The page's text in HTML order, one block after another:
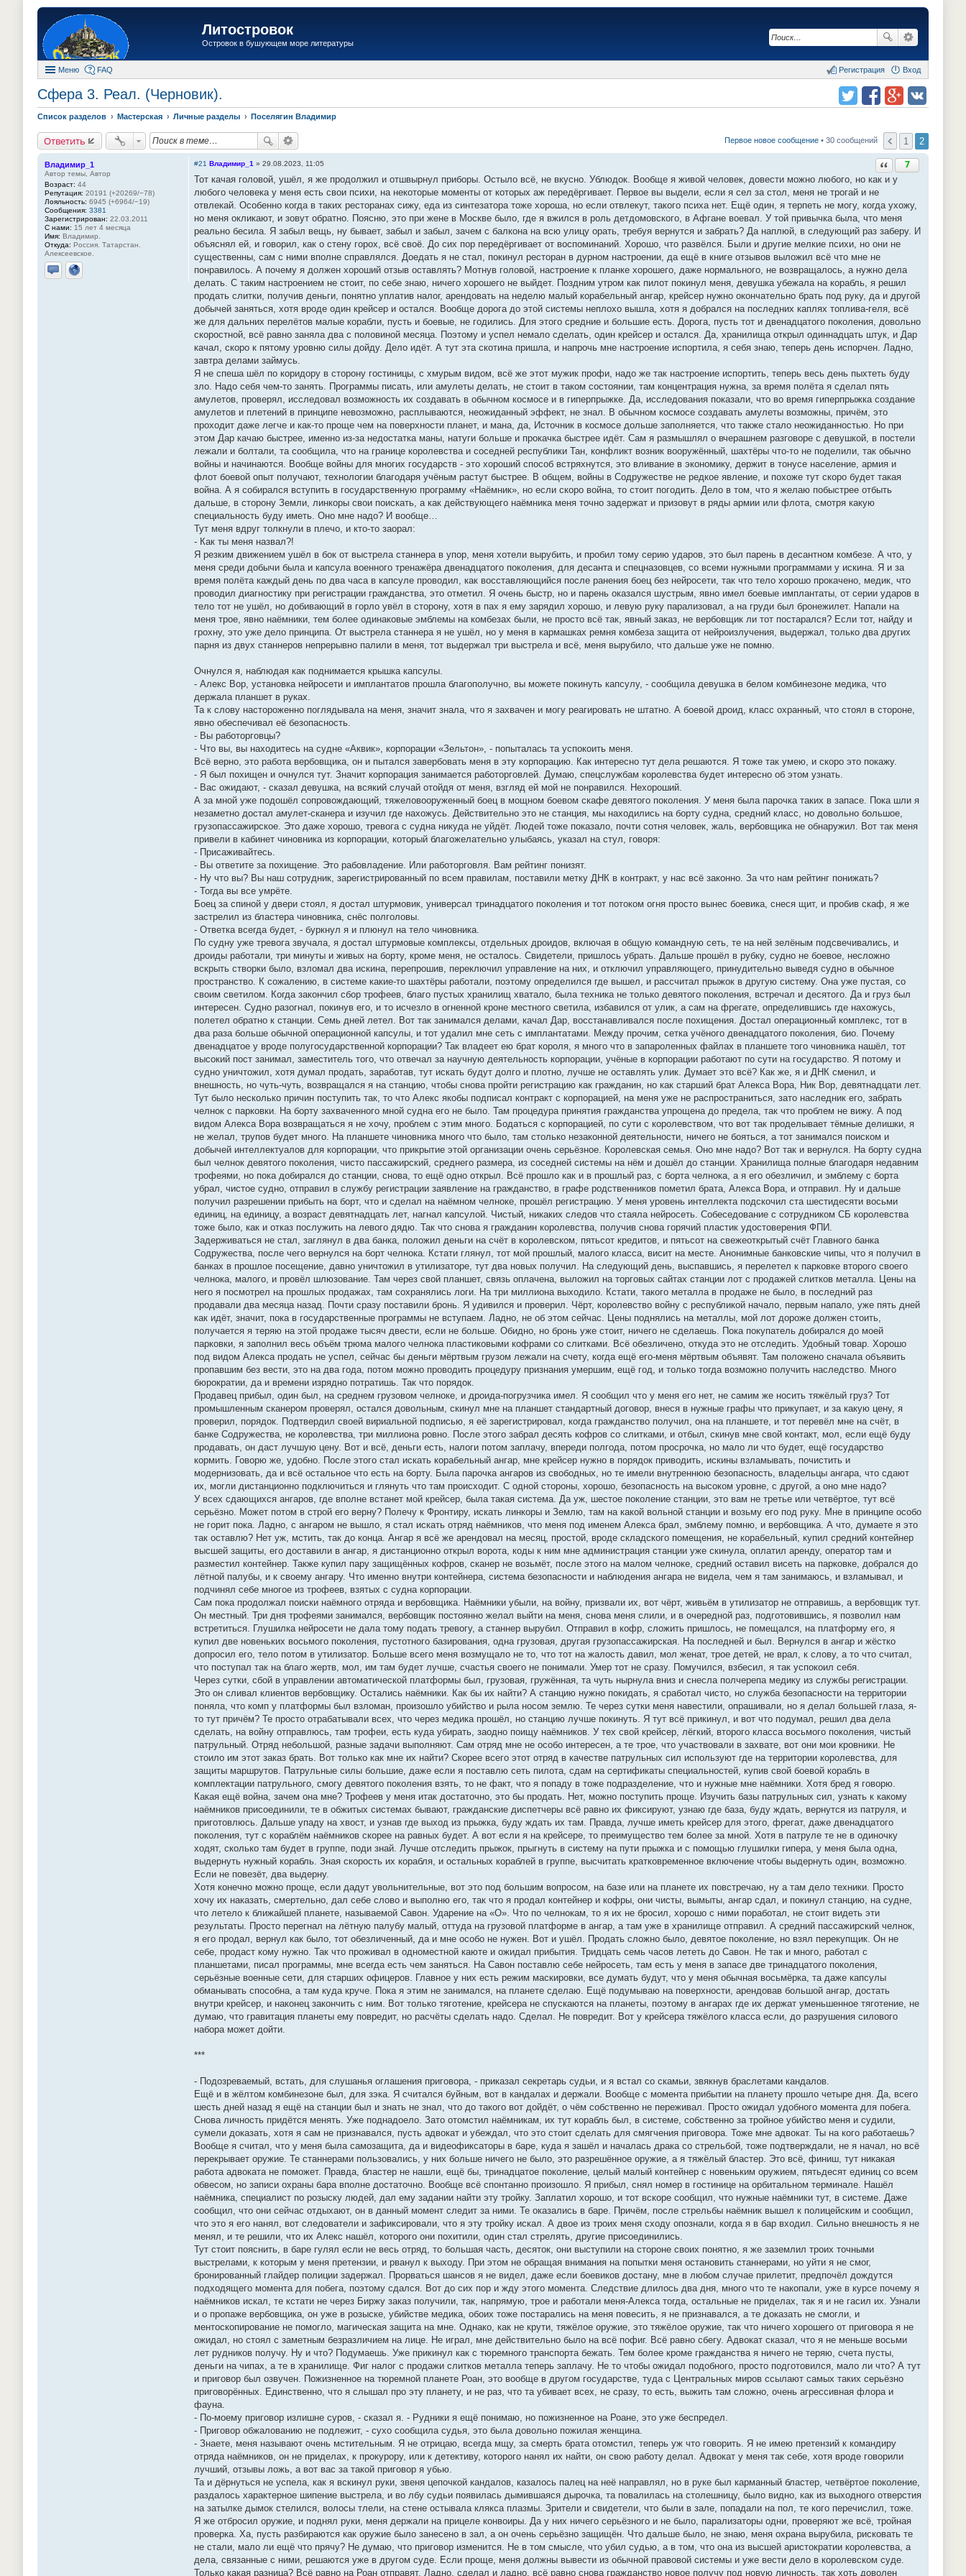
Литостровок
Островок в бушующем море литературы
Меню FAQ Вход
Регистрация
Сфера 3. Реал. (Черновик).
Список разделов Мастерская Личные разделы Поселягин Владимир
Ответить Первое новое сообщение • 30 сообщений 1 2
Владимир_1
Автор темы, Автор
Возраст: 44
Репутация: 20191 (+20269/−78)
Лояльность: 6945 (+6964/−19)
Сообщения: 3381
Зарегистрирован: 22.03.2011
С нами: 15 лет 4 месяца
Имя: Владимир.
Откуда: Россия. Татарстан.
Алексеевское.
Отправить личное сообщение
Сайт
Ответить с цитатой
7
#21 Владимир_1 » 29.08.2023, 11:05
Тот качая головой, ушёл, я же продолжил и отшвырнул приборы. Остыло всё, не вкусно. Ублюдок. Вообще я живой человек, довести можно любого, но как и у
любого человека у меня есть свои психи, на некоторые моменты от которых аж передёргивает. Первое вы выдели, если я сел за стол, меня не трогай и не
отвлекай. Особенно когда в таких ресторанах сижу, еда из синтезатора тоже хороша, но если отвлекут, такого психа нет. Ещё один, я терпеть не могу, когда ухожу,
но меня окликают, и зовут обратно. Поясню, это при жене в Москве было, где я вжился в роль детдомовского, в Афгане воевал. У той привычка была, что меня
реально бесила. Я забыл вещь, ну бывает, забыл и забыл, зачем с балкона на всю улицу орать, требуя вернутся и забрать? Да наплюй, в следующий раз заберу. И
объяснял ей, и говорил, как о стену горох, всё своё. До сих пор передёргивает от воспоминаний. Хорошо, что развёлся. Были и другие мелкие психи, но они не
существенны, сам с ними вполне справлялся. Доедать я не стал, покинул ресторан в дурном настроении, да ещё в книге отзывов выложил всё что мне не
понравилось. А почему я должен хороший отзыв оставлять? Мотнув головой, настроение к планке хорошего, даже нормального, не возвращалось, а нужно дела
делать. С таким настроением не стоит, по себе знаю, ничего хорошего не выйдет. Поздним утром как пилот покинул меня, девушка убежала на корабль, я решил
продать слитки, получив деньги, понятно уплатив налог, арендовать на неделю малый корабельный ангар, крейсер нужно окончательно брать под руку, да и другой
добычей заняться, хотя вроде один крейсер и остался. Вообще дорога до этой системы неплохо вышла, хотя я добрался на последних каплях топлива-геля, всё
же для дальних перелётов малые корабли, пусть и боевые, не годились. Для этого средние и большие есть. Дорога, пусть тот и двенадцатого поколения, довольно
скоростной, всё равно заняла два с половиной месяца. Поэтому и успел немало сделать, один крейсер и остался. Да, хранилища открыл одиннадцать штук, и Дар
качал, скоро к пятому уровню силы дойду. Дело идёт. А тут эта скотина пришла, и напрочь мне настроение испортила, я себя знаю, теперь день испорчен. Ладно,
завтра делами займусь.
Я не спеша шёл по коридору в сторону гостиницы, с хмурым видом, всё же этот мужик профи, надо же так настроение испортить, теперь весь день пыхтеть буду
зло. Надо себя чем-то занять. Программы писать, или амулеты делать, не стоит в таком состоянии, там концентрация нужна, за время полёта я сделал пять
амулетов, проверял, исследовал возможность их создавать в обычном космосе и в гиперпрыжке. Да, исследования показали, что во время гиперпрыжка создание
амулетов и плетений в принципе невозможно, расплываются, неожиданный эффект, не знал. В обычном космосе создавать амулеты возможны, причём, это
проходит даже легче и как-то проще чем на поверхности планет, и мана, да, Источник в космосе дольше заполняется, что также стало неожиданностью. Но при
этом Дар качаю быстрее, именно из-за недостатка маны, натуги больше и прокачка быстрее идёт. Сам я размышлял о вчерашнем разговоре с девушкой, в постели
лежали и болтали, та сообщила, что на границе королевства и соседней республики Тан, конфликт возник вооружённый, шахтёры что-то не поделили, так обычно
войны и начинаются. Вообще войны для многих государств - это хороший способ встряхнутся, это вливание в экономику, держит в тонусе население, армия и
флот боевой опыт получают, технологии благодаря учёным растут быстрее. В общем, войны в Содружестве не редкое явление, и похоже тут скоро будет такая
война. А я собирался вступить в государственную программу «Наёмник», но если скоро война, то стоит погодить. Дело в том, что я желаю побыстрее отбыть
дальше, в сторону Земли, линкоры свои поискать, а как действующего наёмника меня точно задержат и призовут в ряды армии или флота, смотря какую
специальность буду иметь. Оно мне надо? И вообще…
Тут меня вдруг толкнули в плечо, и кто-то заорал:
- Как ты меня назвал?!
Я резким движением ушёл в бок от выстрела станнера в упор, меня хотели вырубить, и пробил тому серию ударов, это был парень в десантном комбезе. А что, у
меня среди добычи была и капсула военного тренажёра двенадцатого поколения, для десанта и спецназовцев, со всеми нужными программами у искина. Я и за
время полёта каждый день по два часа в капсуле проводил, как восставляющийся после ранения боец без нейросети, так что тело хорошо прокачено, медик, что
проводил диагностику при регистрации гражданства, это отметил. Я очень быстр, но и парень оказался шустрым, явно имел боевые имплантаты, от серии ударов в
тело тот не ушёл, но добивающий в горло увёл в сторону, хотя в пах я ему зарядил хорошо, и левую руку парализовал, а на груди был бронежилет. Напали на
меня трое, явно наёмники, тем более одинаковые эмблемы на комбезах были, не просто всё так, явный заказ, не вербовщик ли тот постарался? Если тот, найду и
грохну, это уже дело принципа. От выстрела станнера я не ушёл, но у меня в кармашках ремня комбеза защита от нейроизлучения, выдержал, только два других
парня из двух станнеров непрерывно палили в меня, тот выдержал три выстрела и всё, меня вырубило, что дальше уже не помню.
Очнулся я, наблюдая как поднимается крышка капсулы.
- Алекс Вор, установка нейросети и имплантатов прошла благополучно, вы можете покинуть капсулу, - сообщила девушка в белом комбинезоне медика, что
держала планшет в руках.
Та к слову настороженно поглядывала на меня, значит знала, что я захвачен и могу реагировать не штатно. А боевой дроид, класс охранный, что стоял в стороне,
явно обеспечивал её безопасность.
- Вы работорговцы?
- Что вы, вы находитесь на судне «Аквик», корпорации «Зельтон», - попыталась та успокоить меня.
Всё верно, это работа вербовщика, он и пытался завербовать меня в эту корпорацию. Как интересно тут дела решаются. Я тоже так умею, и скоро это покажу.
- Я был похищен и очнулся тут. Значит корпорация занимается работорговлей. Думаю, спецслужбам королевства будет интересно об этом узнать.
- Вас ожидают, - сказал девушка, на всякий случай отойдя от меня, взгляд ей мой не понравился. Нехороший.
А за мной уже подошёл сопровождающий, тяжеловооруженный боец в мощном боевом скафе девятого поколения. У меня была парочка таких в запасе. Пока шли я
незаметно достал амулет-сканера и изучил где нахожусь. Действительно это не станция, мы находились на борту судна, средний класс, но довольно большое,
грузопассажирское. Это даже хорошо, тревога с судна никуда не уйдёт. Людей тоже показало, почти сотня человек, жаль, вербовщика не обнаружил. Вот так меня
привели в кабинет чиновника из корпорации, который благожелательно улыбаясь, указал на стул, говоря:
- Присаживайтесь.
- Вы ответите за похищение. Это рабовладение. Или работорговля. Вам рейтинг понизят.
- Ну что вы? Вы наш сотрудник, зарегистрированный по всем правилам, поставили метку ДНК в контракт, у нас всё законно. За что нам рейтинг понижать?
- Тогда вы все умрёте.
Боец за спиной у двери стоял, я достал штурмовик, универсал тринадцатого поколения и тот потоком огня просто вынес боевика, снеся щит, и пробив скаф, я же
застрелил из бластера чиновника, снёс полголовы.
- Ответка всегда будет, - буркнул я и плюнул на тело чиновника.
По судну уже тревога звучала, я достал штурмовые комплексы, отдельных дроидов, включая в общую командную сеть, те на ней зелёным подсвечивались, и
дроиды работали, три минуты и живых на борту, кроме меня, не осталось. Свидетели, пришлось убрать. Дальше прошёл в рубку, судно не боевое, несложно
вскрыть створки было, взломал два искина, перепрошив, переключил управление на них, и отключил управляющего, принудительно выведя судно в обычное
пространство. К сожалению, в системе какие-то шахтёры работали, поэтому определился где вышел, и рассчитал прыжок в другую систему. Она уже пустая, со
своим светилом. Когда закончил сбор трофеев, благо пустых хранилищ хватало, была техника не только девятого поколения, встречал и десятого. Да и груз был
интересен. Судно разогнал, покинув его, и то исчезло в огненной кроне местного светила, избавился от улик, а сам на фрегате, определившись где нахожусь,
полетел обратно к станции. Семь дней летел. Вот так занимался делами, качал Дар, восстанавливался после похищения. Достал операционный комплекс, тот в
два раза больше обычной операционной капсулы, и тот удалил мне сеть с имплантатами. Между прочим, сетка учёного двенадцатого поколения, био. Почему
двенадцатое у вроде полугосударственной корпорации? Так владеет ею брат короля, я много что в запароленных файлах в планшете того чиновника нашёл, тот
высокий пост занимал, заместитель того, что отвечал за научную деятельность корпорации, учёные в корпорации работают по сути на государство. Я потому и
судно уничтожил, хотя думал продать, заработав, тут искать будут долго и плотно, лучше не оставлять улик. Думает это всё? Как же, я и ДНК сменил, и
внешность, но чуть-чуть, возвращался я на станцию, чтобы снова пройти регистрацию как гражданин, но как старший брат Алекса Вора, Ник Вор, девятнадцати лет.
Тут было несколько причин поступить так, то что Алекс якобы подписал контракт с корпорацией, на меня уже не распространиться, зато наследник его, забрать
челнок с парковки. На борту захваченного мной судна его не было. Там процедура принятия гражданства упрощена до предела, так что проблем не вижу. А под
видом Алекса Вора возвращаться я не хочу, проблем с этим много. Бодаться с корпорацией, по сути с королевством, что вот так проделывает тёмные делишки, я
не желал, трупов будет много. На планшете чиновника много что было, там столько незаконной деятельности, ничего не бояться, а тот занимался поиском и
добычей интеллектуалов для корпорации, что прикрытие этой организации очень серьёзное. Королевская семья. Оно мне надо? Вот так и вернулся. На борту судна
был челнок девятого поколения, чисто пассажирский, среднего размера, из соседней системы на нём и дошёл до станции. Хранилища полные благодаря недавним
трофеями, но пока добирался до станции, снова, то ещё одно открыл. Всё прошло как и в прошлый раз, с борта челнока, а я его обезличил, и эмблему с борта
убрал, чистое судно, отправил в службу регистрации заявление на гражданство, в графе родственников пометил брата, Алекса Вора, и отправил. Ну и дальше
получил разрешении прибыть на борт, что и сделал на наёмном челноке, прошёл регистрацию. У меня уровень интеллекта подскочил ста шестидесяти восьми
единиц, на единицу, а возраст девятнадцать лет, нагнал капсулой. Чистый, никаких следов что стаяла нейросеть. Собеседование с сотрудником СБ королевства
тоже было, как и отказ послужить на левого дядю. Так что снова я гражданин королевства, получив снова горячий пластик удостоверения ФПИ.
Задерживаться не стал, заглянул в два банка, положил деньги на счёт в королевском, пятьсот кредитов, и пятьсот на свежеоткрытый счёт Главного банка
Содружества, после чего вернулся на борт челнока. Кстати глянул, тот мой прошлый, малого класса, висит на месте. Анонимные банковские чипы, что я получил в
банках в прошлое посещение, давно уничтожил в утилизаторе, тут два новых получил. На следующий день, выспавшись, я перелетел к парковке второго своего
челнока, малого, и провёл шлюзование. Там через свой планшет, связь оплачена, выложил на торговых сайтах станции лот с продажей слитков металла. Цены на
него я посмотрел на прошлых продажах, там сохранялись логи. На три миллиона выходило. Кстати, такого металла в продаже не было, в последний раз
продавали два месяца назад. Почти сразу поставили бронь. Я удивился и проверил. Чёрт, королевство войну с республикой начало, первым напало, уже пять дней
как идёт, значит, пока в государственные программы не вступаем. Ладно, не об этом сейчас. Цены поднялись на металлы, мой лот дороже должен стоить,
получается я теряю на этой продаже тысяч двести, если не больше. Обидно, но бронь уже стоит, ничего не сделаешь. Пока покупатель добирался до моей
парковки, я заполнил весь объём трюма малого челнока пластиковыми кофрами со слитками. Всё обезличено, откуда это не отследить. Удобный товар. Хорошо
под видом Алекса продать не успел, сейчас бы деньги мёртвым грузом лежали на счету, когда ещё его-меня мёртвым объявят. Там положено сначала объявить
пропавшим без вести, это на два года, потом можно проводить процедуру признания умершим, ещё год, и только тогда возможно получить наследство. Много
бюрократии, да и времени изрядно потратишь. Так что порядок.
Продавец прибыл, один был, на среднем грузовом челноке, и дроида-погрузчика имел. Я сообщил что у меня его нет, не самим же носить тяжёлый груз? Тот
промышленным сканером проверял, остался довольным, скинул мне на планшет стандартный договор, внеся в нужные графы что прикупает, и за какую цену, я
проверил, порядок. Подтвердил своей вириальной подписью, я её зарегистрировал, когда гражданство получил, она на планшете, и тот перевёл мне на счёт, в
банке Содружества, не королевства, три миллиона ровно. После этого забрал десять кофров со слитками, и отбыл, скинув мне свой контакт, мол, если ещё буду
продавать, он даст лучшую цену. Вот и всё, деньги есть, налоги потом заплачу, впереди полгода, потом просрочка, но мало ли что будет, ещё государство
кормить. Говорю же, удобно. После этого стал искать корабельный ангар, мне крейсер нужно в порядок приводить, искины взламывать, почистить и
модернизовать, да и всё остальное что есть на борту. Была парочка ангаров из свободных, но те имели внутреннюю безопасность, владельцы ангара, что сдают
их, могли дистанционно подключиться и глянуть что там происходит. С одной стороны, хорошо, безопасность на высоком уровне, с другой, а оно мне надо?
У всех сдающихся ангаров, где вполне встанет мой крейсер, была такая система. Да уж, шестое поколение станции, это вам не третье или четвёртое, тут всё
серьёзно. Может потом в строй его верну? Полечу к Фронтиру, искать линкоры и Землю, там на какой вольной станции и возьму его под руку. Мне в принципе особо
не горит пока. Ладно, с ангаром не вышло, я стал искать отряд наёмников, что меня под именем Алекса брал, эмблему помню, и вербовщика. А что, думаете я это
так оставлю? Нет уж, мстить, так до конца. Ангар я всё же арендовал на месяц, простой, вроде складского помещения, не корабельный, купил средний контейнер
высшей защиты, его доставили в ангар, я дистанционно открыл ворота, коды к ним мне администрация станции уже скинула, оплатил аренду, оператор там и
разместил контейнер. Также купил пару защищённых кофров, сканер не возьмёт, после этого на малом челноке, средний оставил висеть на парковке, добрался до
лётной палубы, и к своему ангару. Что именно внутри контейнера, система безопасности и наблюдения ангара не видела, чем я там занимаюсь, и взламывал, и
подчинял себе многое из трофеев, взятых с судна корпорации.
Сам пока продолжал поиски наёмного отряда и вербовщика. Наёмники убыли, на войну, призвали их, вот чёрт, живьём в утилизатор не отправишь, а вербовщик тут.
Он местный. Три дня трофеями занимался, вербовщик постоянно желал выйти на меня, снова меня слили, и в очередной раз, подготовившись, я позволил нам
встретиться. Глушилка нейросети не дала тому подать тревогу, а станнер вырубил. Отправил в кофр, сложить пришлось, не помещался, на платформу его, я
купил две новеньких восьмого поколения, пустотного базирования, одна грузовая, другая грузопассажирская. На последней и был. Вернулся в ангар и жёстко
допросил его, тело потом в утилизатор. Больше всего меня возмущало не то, что тот на жалость давил, мол женат, трое детей, не врал, к слову, а то что считал,
что поступал так на благо жертв, мол, им там будет лучше, счастья своего не понимали. Умер тот не сразу. Помучился, взбесил, я так успокоил себя.
Через сутки, сбой в управлении автоматической платформы был, грузовая, гружённая, та чуть нырнула вниз и снесла полчерепа медику из службы регистрации.
Это он сливал клиентов вербовщику. Остались наёмники. Как бы их найти? А станцию нужно покидать, я сработал чисто, но служба безопасности на территории
поняла, что комп у платформы был взломан, произошло убийство и рыла носом землю. Те через сутки меня навестили, опрашивали, но я делал большей глаза, я-
то тут причём? Те просто отрабатывали всех, что через медика прошёл, но станцию лучше покинуть. Я тут всё прикинул, и вот что подумал, решил два дела
сделать, на войну отправлюсь, там трофеи, есть куда убирать, заодно поищу наёмников. У тех свой крейсер, лёгкий, второго класса восьмого поколения, чистый
патрульный. Отряд небольшой, разные задачи выполняют. Сам отряд мне не особо интересен, а те трое, что участвовали в захвате, вот они мои кровники. Не
стоило им этот заказ брать. Вот только как мне их найти? Скорее всего этот отряд в качестве патрульных сил используют где на территории королевства, для
защиты маршрутов. Патрульные силы большие, даже если я поставлю сеть пилота, сдам на сертификаты специальностей, купив свой боевой корабль в
комплектации патрульного, смогу девятого поколения взять, то не факт, что я попаду в тоже подразделение, что и нужные мне наёмники. Хотя бред я говорю.
Какая ещё война, зачем она мне? Трофеев у меня итак достаточно, это бы продать. Нет, можно поступить проще. Изучить базы патрульных сил, узнать к какому
наёмников присоединили, те в обжитых системах бывают, гражданские диспетчеры всё равно их фиксируют, узнаю где база, буду ждать, вернутся из патруля, и
приготовлюсь. Дальше упаду на хвост, и узнав где выход из прыжка, буду ждать их там. Правда, лучше иметь крейсер для этого, фрегат, даже двенадцатого
поколения, тут с кораблём наёмников скорее на равных будет. А вот если я на крейсере, то преимущество тем более за мной. Хотя в патруле те не в одиночку
ходят, сколько там будет в группе, поди знай. Лучше отследить прыжок, прыгнуть в систему на пути прыжка и с помощью глушилки гипера, у меня была одна,
выдернуть нужный корабль. Зная скорость их корабля, и остальных кораблей в группе, высчитать кратковременное включение чтобы выдернуть один, возможно.
Если не повезёт, два выдерну.
Хотя конечно можно проще, если дадут увольнительные, вот это под большим вопросом, на базе или на планете их повстречаю, ну а там дело техники. Просто
хочу их наказать, смертельно, дал себе слово и выполню его, так что я продал контейнер и кофры, они чисты, вымыты, ангар сдал, и покинул станцию, на судне,
что летело к ближайшей планете, называемой Савон. Ударение на «О». Что по челнокам, то я их не бросил, хорошо с ними поработал, не стоит видеть эти
результаты. Просто перегнал на лётную палубу малый, оттуда на грузовой платформе в ангар, а там уже в хранилище отправил. А средний пассажирский челнок,
я его продал, вернул как было, тот обезличенный, да и мне особо не нужен. Вот и ушёл. Продать сложно было, девятое поколение, но взял перекупщик. Он не
себе, продаст кому нужно. Так что проживал в одноместной каюте и ожидал прибытия. Тридцать семь часов лететь до Савон. Не так и много, работал с
планшетами, писал программы, мне всегда есть чем заняться. На Савон поставлю себе нейросеть, там есть у меня в запасе две тринадцатого поколения,
серьёзные военные сети, для старших офицеров. Главное у них есть режим маскировки, все думать будут, что у меня обычная восьмёрка, та даже капсулы
обманывать способна, а там куда круче. Пока я этим не занимался, на планете сделаю. Ещё подумываю на поверхности, арендовав большой ангар, достать
внутри крейсер, и наконец закончить с ним. Вот только тяготение, крейсера не спускаются на планеты, поэтому в ангарах где их держат уменьшенное тяготение, не
думаю, что гравитация планеты ему повредит, но расчёты сделать надо. Сделал. Не повредит. Вот у крейсера тяжёлого класса если, до разрушения силового
набора может дойти.
***
- Подозреваемый, встать, для слушанья оглашения приговора, - приказал секретарь судьи, и я встал со скамьи, звякнув браслетами кандалов.
Ещё и в жёлтом комбинезоне был, для зэка. Я считался буйным, вот в кандалах и держали. Вообще с момента прибытии на планету прошло четыре дня. Да, всего
шесть дней назад я ещё на станции был и знать не знал, что до такого вот дойдёт, о чём собственно не переживал. Просто ожидал удобного момента для побега.
Снова личность придётся менять. Уже поднадоело. Зато отомстил наёмникам, их тут корабль был, в системе, собственно за тройное убийство меня и судили,
сумели доказать, хотя я сам не признавался, пусть адвокат и убеждал, что это стоит сделать для смягчения приговора. Тоже мне адвокат. Ты на кого работаешь?
Вообще я считал, что у меня была самозащита, да и видеофиксаторы в баре, куда я зашёл и началась драка со стрельбой, тоже подтверждали, не я начал, но всё
перекрывает оружие. Те станнерами пользовались, у них больше ничего не было, это разрешённое оружие, а я тяжёлый бластер. Это всё, финиш, тут никакая
работа адвоката не поможет. Правда, бластер не нашли, ещё бы, тринадцатое поколение, целый малый контейнер с новеньким оружием, пятьдесят единиц со всем
обвесом, но записи охраны бара вполне достаточно. Вообще всё спонтанно произошло. Я прибыл, снял номер в гостинице на орбитальном терминале. Нашёл
наёмника, специалист по розыску людей, дал ему задании найти эту тройку. Заплатил хорошо, и тот вскоре сообщил, что нужные наёмники тут, в системе. Даже
сообщил, что они сейчас отдыхают, он в данный момент следит за ними. Те оказались в баре. Причём, после стрельбы наёмник вышел к полицейским и сообщил,
что это я его нанял, вот следователи и зафиксировали, что я эту тройку искал. А двое из троих меня сходу опознали, когда я в бар входил. Сильно внешность я не
менял, и те решили, что их Алекс нашёл, которого они похитили, один стал стрелять, другие присоединились.
Тут стоит пояснить, в баре гулял если не весь отряд, то большая часть, десяток, они выступили на стороне своих понятно, я же заземлил троих точными
выстрелами, к которым у меня претензии, и рванул к выходу. При этом не обращая внимания на попытки меня остановить станнерами, но уйти я не смог,
бронированный глайдер полиции задержал. Прорваться шансов я не видел, даже если боевиков достану, мне в любом случае прилетит, предпочёл дождутся
подходящего момента для побега, поэтому сдался. Вот до сих пор и жду этого момента. Следствие длилось два дня, много что те накопали, уже в курсе почему я
наёмников искал, те кстати не через Биржу заказ получили, так, напрямую, трое и работали меня-Алекса тогда, остальные не приделах, так я и не гасил их. Узнали
и о пропаже вербовщика, он уже в розыске, убийстве медика, обоих тоже постарались на меня повесить, я не признавался, а те доказать не смогли, и
ментоскопирование не помогло, магическая защита на мне. Однако, как не крути, тяжёлое оружие, это тяжёлое оружие, так что ничего хорошего от приговора я не
ожидал, но стоял с заметным безразличием на лице. Не играл, мне действительно было на всё пофиг. Всё равно сбегу. Адвокат сказал, что я не меньше восьми
лет рудников получу. Ну и что? Подумаешь. Уже прикинул как с тюремного транспорта бежать. Тем более кроме гражданства я ничего не теряю, счета пусты,
деньги на чипах, а те в хранилище. Фиг налог с продажи слитков металла теперь заплачу. Не то чтобы ожидал подобного, просто подготовился, мало ли что? А тут
и приговор был озвучен. Пожизненное на тюремной планете Роан, это вообще в другом государстве, туда с Центральных миров ссылают самых таких серьёзно
приговорённых. Единственно, что я слышал про эту планету, и не раз, что та убивает всех, не сразу, то есть, выжить там сложно, очень агрессивная флора и
фауна.
- По-моему приговор излишне суров, - сказал я. - Рудники я ещё понимаю, но пожизненное на Роане, это уже беспредел.
- Приговор обжалованию не подлежит, - сухо сообщила судья, это была довольно пожилая женщина.
- Знаете, меня называют очень мстительным. Я не отрицаю, всегда мщу, за смерть брата отомстил, теперь уж что говорить. Я не имею претензий к командиру
отряда наёмников, он не приделах, к прокурору, или к детективу, которого нанял их найти, он свою работу делал. Адвокат у меня так себе, хотя вроде говорили
лучший, отзывы ложь, а вот вас за такой приговор я убью.
Та и дёрнуться не успела, как я вскинул руки, звеня цепочкой кандалов, казалось палец на неё направлял, но в руке был карманный бластер, четвёртое поколение,
раздалось характерное шипение выстрела, и во лбу судьи появилась дымившаяся дырочка, та повалилась на столешницу, было видно, как из выходного отверстия
на затылке дымок стелился, волосы тлели, на стене остывала клякса плазмы. Зрители и свидетели, что были в зале, попадали на пол, те кого перечислил, тоже.
Я же отбросил оружие, и поднял руки, меня держали на прицеле конвоиры. Да у них ничего серьёзного и не было, парализаторы одни, проверяют же всё, тройная
проверка. Ха, пусть разбираются как оружие было занесено в зал, а он очень серьёзно защищён. Что дальше было, не знаю, меня охрана вырубила, рисковать те
не стали, мало ли ещё что прячу? Не думаю, что приговор изменится. Не в том смысле, что убил судью, а в том, что она из высшей аристократии королевства, а
дела, связанные с ними, решаются уже в другом суде. Если проще, меня должны вывести из обычной правовой системы и уже вести дело в королевском суде.
Только какая разница? Всё равно на Роан отправят. Ладно, сделал и ладно, всё равно снова гражданство новое получу под новую личность, так хоть доволен